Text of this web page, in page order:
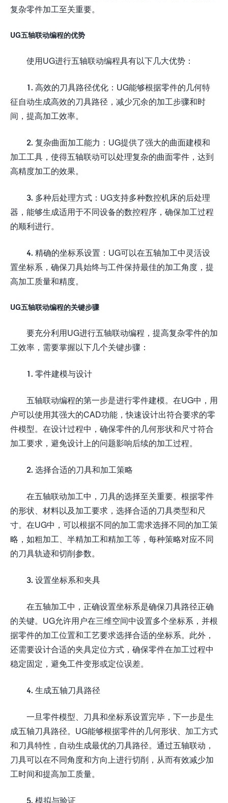
复杂零件加工至关重要。
UG五轴联动编程的优势
使用UG进行五轴联动编程具有以下几大优势：
1. 高效的刀具路径优化：UG能够根据零件的几何特
征自动生成高效的刀具路径，减少冗余的加工步骤和时
间，提高加工效率。
2. 复杂曲面加工能力：UG提供了强大的曲面建模和
加工工具，使得五轴联动可以处理复杂的曲面零件，达到
高精度加工的效果。
3. 多种后处理方式：UG支持多种数控机床的后处理
器，能够生成适用于不同设备的数控程序，确保加工过程
的顺利进行。
4. 精确的坐标系设置：UG可以在五轴加工中灵活设
置坐标系，确保刀具始终与工件保持最佳的加工角度，提
高加工质量和精度。
UG五轴联动编程的关键步骤
要充分利用UG进行五轴联动编程，提高复杂零件的加
工效率，需要掌握以下几个关键步骤：
1. 零件建模与设计
五轴联动编程的第一步是进行零件建模。在UG中，用
户可以使用其强大的CAD功能，快速设计出符合要求的零
件模型。在设计过程中，确保零件的几何形状和尺寸符合
加工要求，避免设计上的问题影响后续的加工过程。
2. 选择合适的刀具和加工策略
在五轴联动加工中，刀具的选择至关重要。根据零件
的形状、材料以及加工要求，选择合适的刀具类型和尺
寸。在UG中，可以根据不同的加工需求选择不同的加工策
略，如粗加工、半精加工和精加工等，每种策略对应不同
的刀具轨迹和切削参数。
3. 设置坐标系和夹具
在五轴加工中，正确设置坐标系是确保刀具路径正确
的关键。UG允许用户在三维空间中设置多个坐标系，并根
据零件的加工位置和工艺要求选择合适的坐标系。此外，
还需要设计合适的夹具定位方式，确保零件在加工过程中
稳定固定，避免工件变形或定位误差。
4. 生成五轴刀具路径
一旦零件模型、刀具和坐标系设置完毕，下一步是生
成五轴刀具路径。UG能够根据零件的几何形状、加工方式
和刀具特性，自动生成最优的刀具路径。通过五轴联动，
刀具可以在不同角度和方向上进行切削，从而有效减少加
工时间和提高加工质量。
5. 模拟与验证